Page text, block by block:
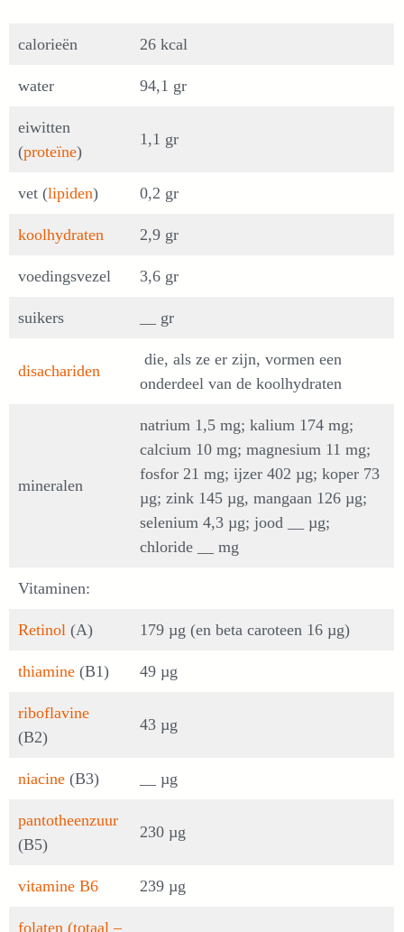
calorieën 26 kcal
water 94,1 gr
eiwitten
(proteïne)
1,1 gr
vet (lipiden) 0,2 gr
koolhydraten 2,9 gr
voedingsvezel 3,6 gr
suikers __ gr
disachariden
die, als ze er zijn, vormen een
onderdeel van de koolhydraten
mineralen
natrium 1,5 mg; kalium 174 mg;
calcium 10 mg; magnesium 11 mg;
fosfor 21 mg; ijzer 402 µg; koper 73
µg; zink 145 µg, mangaan 126 µg;
selenium 4,3 µg; jood __ µg;
chloride __ mg
Vitaminen:
Retinol (A) 179 µg (en beta caroteen 16 µg)
thiamine (B1) 49 µg
riboflavine
(B2)
43 µg
niacine (B3) __ µg
pantotheenzuur
(B5)
230 µg
vitamine B6 239 µg
folaten (totaal –